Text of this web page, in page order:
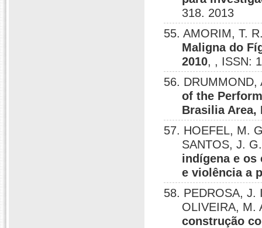
318. 2013
55. AMORIM, T.
Maligna do
2010, , ISSN:
56.
of the
Brasilia Area,
57. HOEFEL, M.
SANTOS, J.
indígena e
e violência a
58. PEDROSA, J.
OLIVEIRA, M.
construção